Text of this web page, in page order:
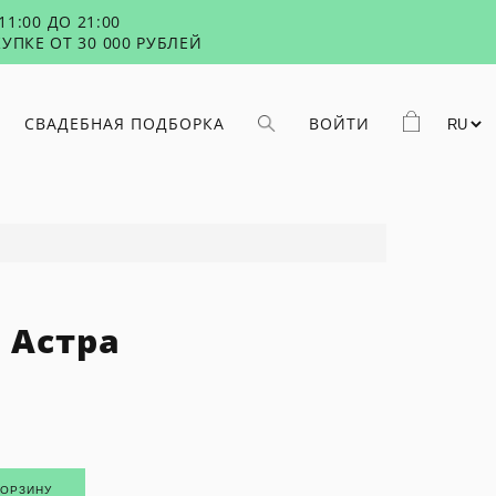
ДО 21:00
ОТ 30 000 РУБЛЕЙ
СВАДЕБНАЯ ПОДБОРКА ВОЙТИ